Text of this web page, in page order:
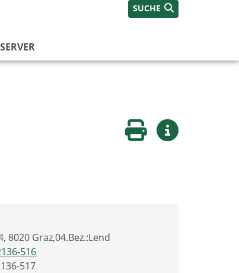
SUCHE
Seite druckenWeitere Infos
8020 Graz,04.Bez.:Lend
516
517